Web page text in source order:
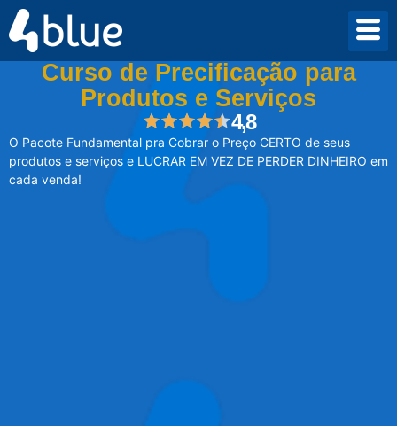
Cursos Criando Equipes Apaixonadas
Curso de Precificação para
Produtos e Serviços
4,8
O Pacote Fundamental pra Cobrar o Preço CERTO de seus
produtos e serviços e LUCRAR EM VEZ DE PERDER DINHEIRO em
cada venda!